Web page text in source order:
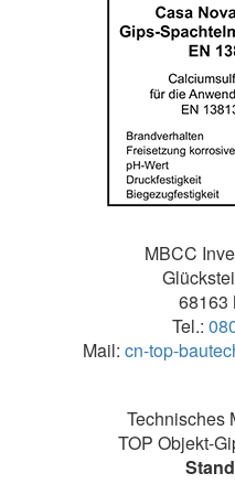
MBCC
68163
Tel.:
Mail: cn-top-
Technisches
TOP Objekt-